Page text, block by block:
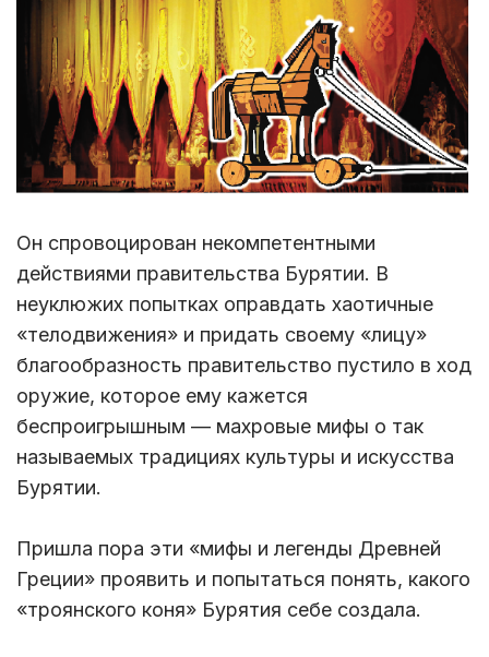
Он спровоцирован некомпетентными
действиями правительства Бурятии. В
неуклюжих попытках оправдать хаотичные
«телодвижения» и придать своему «лицу»
благообразность правительство пустило в ход
оружие, которое ему кажется
беспроигрышным — махровые мифы о так
называемых традициях культуры и искусства
Бурятии.
Пришла пора эти «мифы и легенды Древней
Греции» проявить и попытаться понять, какого
«троянского коня» Бурятия себе создала.